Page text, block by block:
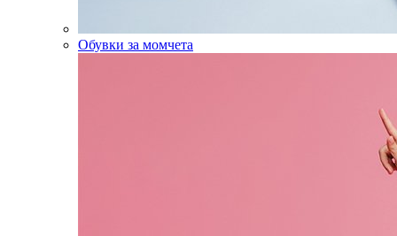
Обувки за момчета